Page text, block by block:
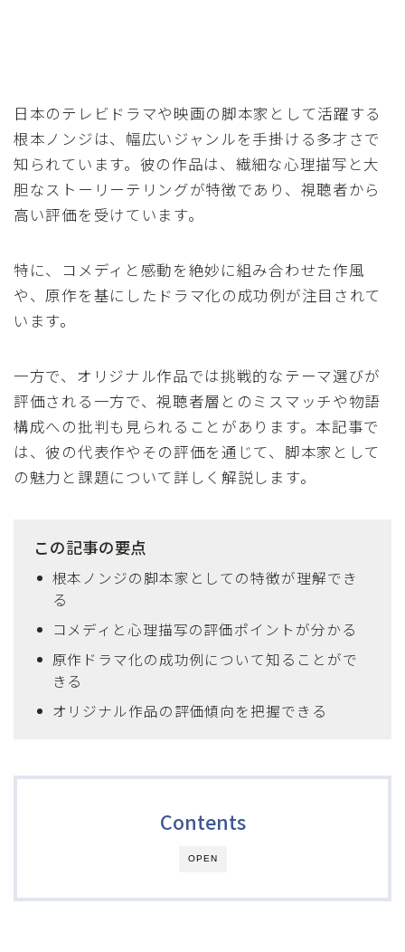
日本のテレビドラマや映画の脚本家として活躍する
根本ノンジは、幅広いジャンルを手掛ける多才さで
知られています。彼の作品は、繊細な心理描写と大
胆なストーリーテリングが特徴であり、視聴者から
高い評価を受けています。
特に、コメディと感動を絶妙に組み合わせた作風
や、原作を基にしたドラマ化の成功例が注目されて
います。
一方で、オリジナル作品では挑戦的なテーマ選びが
評価される一方で、視聴者層とのミスマッチや物語
構成への批判も見られることがあります。本記事で
は、彼の代表作やその評価を通じて、脚本家として
の魅力と課題について詳しく解説します。
この記事の要点
根本ノンジの脚本家としての特徴が理解でき
る
コメディと心理描写の評価ポイントが分かる
原作ドラマ化の成功例について知ることがで
きる
オリジナル作品の評価傾向を把握できる
OPEN
Contents